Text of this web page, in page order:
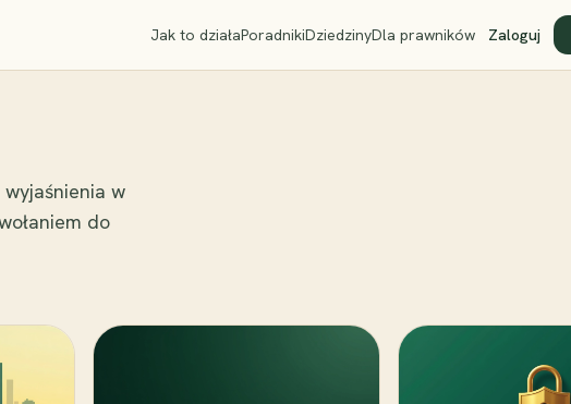
Jak to działaPoradnikiDziedzinyDla prawników Zaloguj
w
do